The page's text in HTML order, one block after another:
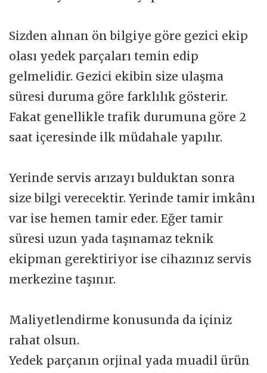
Sizden alınan ön bilgiye göre gezici ekip
olası yedek parçaları temin edip
gelmelidir. Gezici ekibin size ulaşma
süresi duruma göre farklılık gösterir.
Fakat genellikle trafik durumuna göre 2
saat içeresinde ilk müdahale yapılır.
Yerinde servis arızayı bulduktan sonra
size bilgi verecektir. Yerinde tamir imkânı
var ise hemen tamir eder. Eğer tamir
süresi uzun yada taşınamaz teknik
ekipman gerektiriyor ise cihazınız servis
merkezine taşınır.
Maliyetlendirme konusunda da içiniz
rahat olsun.
Yedek parçanın orjinal yada muadil ürün